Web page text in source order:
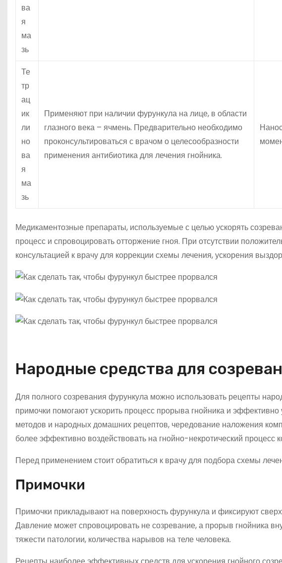
ва
я
ма
зь
Те
тр
ац
ик
ли
но
ва
я
ма
зь
Применяют при наличии фурункула на лице, в области
глазного века – ячмень. Предварительно необходимо
проконсультироваться с врачом о целесообразности
применения антибиотика для лечения гнойника.
Медикаментозные препараты, используемые с целью ускорять
процесс и спровоцировать отторжение гноя. При отсутствии
консультацией к врачу для коррекции схемы лечения, ускорения
Народные средства для
Для полного созревания фурункула можно использовать рецепты
примочки помогают ускорить процесс прорыва гнойника и
методов и народных домашних рецептов, чередование наложения
более эффективно воздействовать на гнойно-некротический процесс
Перед применением стоит обратиться к врачу для подбора схемы
Примочки
Примочки прикладывают на поверхность фурункула и фиксируют
Давление может спровоцировать не созревание, а прорыв гнойника
тяжести патологии, количества нарывов на теле человека.